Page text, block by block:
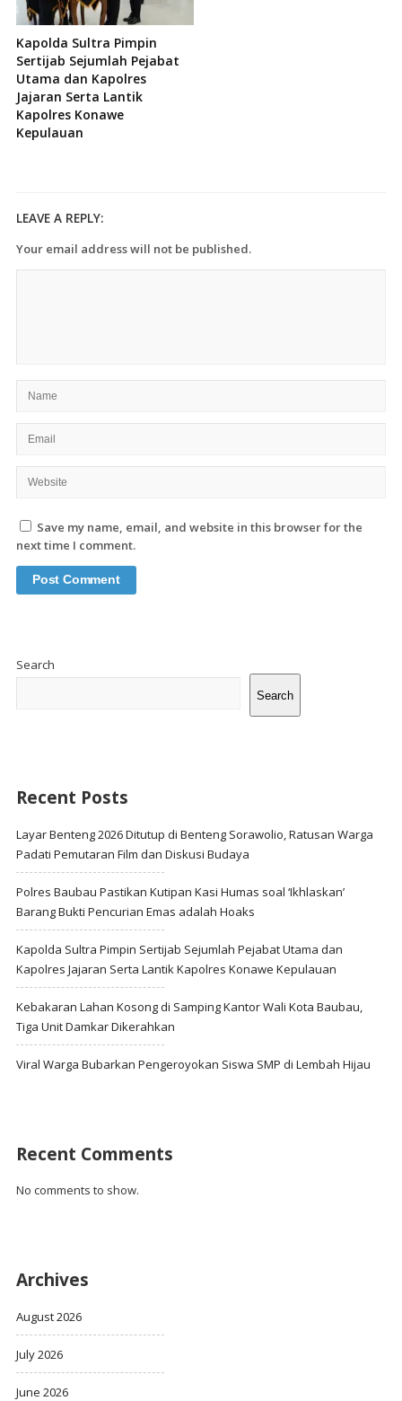
Kapolda Sultra Pimpin
Sertijab Sejumlah Pejabat
Utama dan Kapolres
Jajaran Serta Lantik
Kapolres Konawe
Kepulauan
LEAVE A REPLY:
Your email address will not be published.
Save my name, email, and website in this browser for the
next time I comment.
Search
Search
Recent Posts
Layar Benteng 2026 Ditutup di Benteng Sorawolio, Ratusan Warga
Padati Pemutaran Film dan Diskusi Budaya
Polres Baubau Pastikan Kutipan Kasi Humas soal ‘Ikhlaskan’
Barang Bukti Pencurian Emas adalah Hoaks
Kapolda Sultra Pimpin Sertijab Sejumlah Pejabat Utama dan
Kapolres Jajaran Serta Lantik Kapolres Konawe Kepulauan
Kebakaran Lahan Kosong di Samping Kantor Wali Kota Baubau,
Tiga Unit Damkar Dikerahkan
Viral Warga Bubarkan Pengeroyokan Siswa SMP di Lembah Hijau
Recent Comments
No comments to show.
Archives
August 2026
July 2026
June 2026